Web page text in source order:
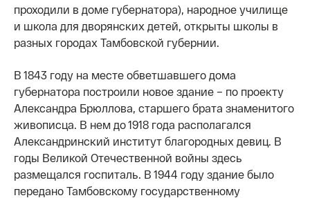
проходили в доме губернатора), народное училище
и школа для дворянских детей, открыты школы в
разных городах Тамбовской губернии.
В 1843 году на месте обветшавшего дома
губернатора построили новое здание – по проекту
Александра Брюллова, старшего брата знаменитого
живописца. В нем до 1918 года располагался
Александринский институт благородных девиц. В
годы Великой Отечественной войны здесь
размещался госпиталь. В 1944 году здание было
передано Тамбовскому государственному